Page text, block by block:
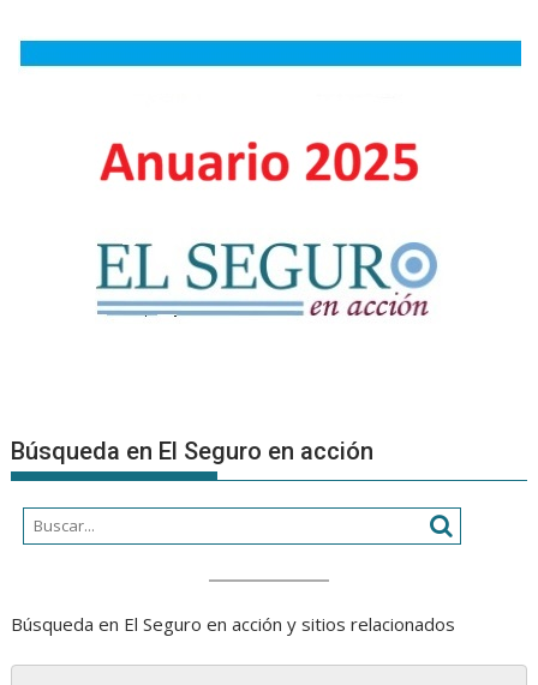
Búsqueda en El Seguro en acción
Búsqueda en El Seguro en acción y sitios relacionados